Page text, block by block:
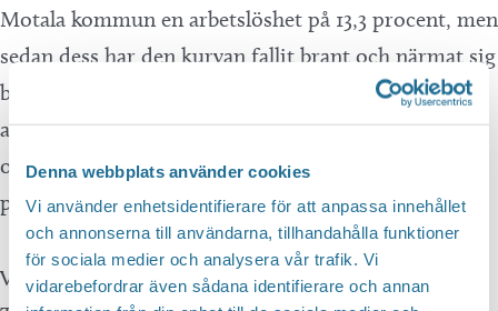
Denna webbplats använder cookies
Vi använder enhetsidentifierare för att anpassa innehållet
och annonserna till användarna, tillhandahålla funktioner
för sociala medier och analysera vår trafik. Vi
vidarebefordrar även sådana identifierare och annan
Motala kommun en arbetslöshet på 13,3 procent, men
sedan dess har den kurvan fallit brant och närmat sig
både riket och Östergötland. Sedan 2021 har
arbetslösheten minskat mer i Motala än i både riket
och Östergötland och låg i slutet av 2023 på 6,9
procent.
Vill du veta mer om näringslivsrapporten? Kontakta